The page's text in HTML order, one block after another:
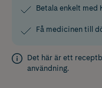
Betala enkelt med
Få medicinen till
Det här är ett
användning.